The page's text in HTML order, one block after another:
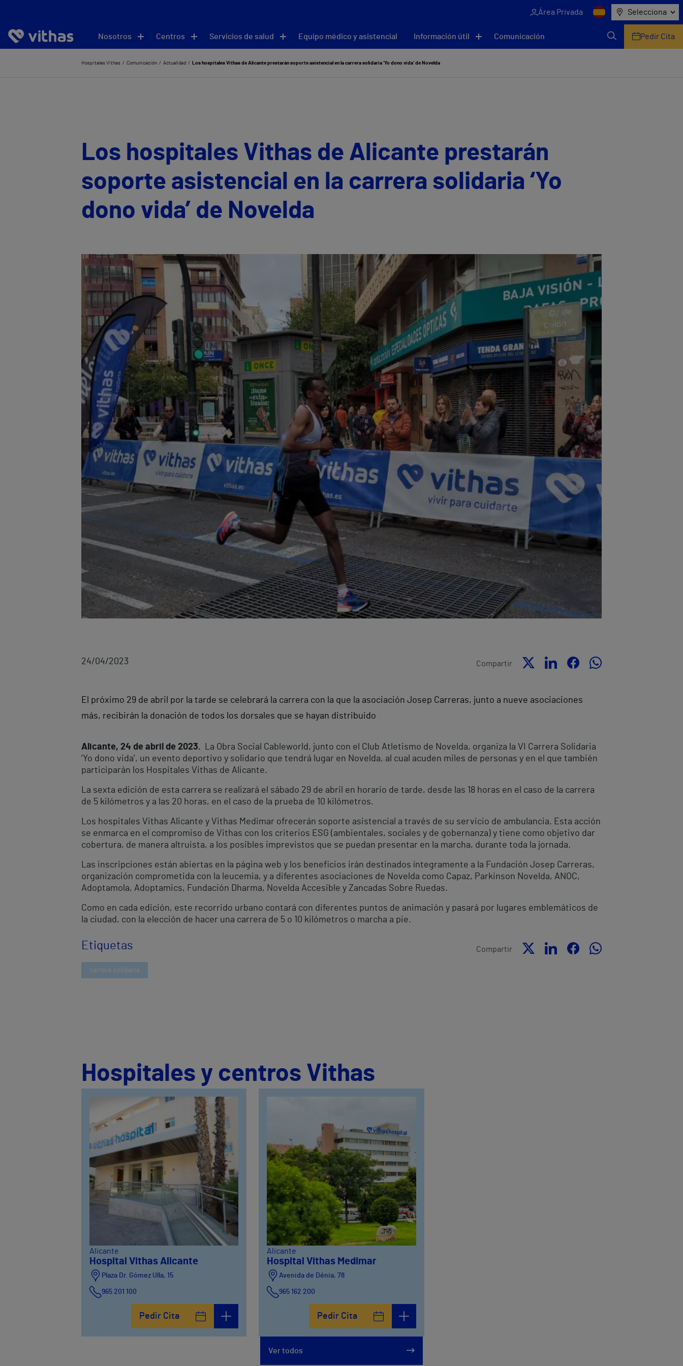
Área Privada Selecciona
Nosotros Centros Servicios de salud Equipo médico y asistencial Información útil Comunicación Pedir Cita
Hospitales Vithas Comunicación Actualidad Los hospitales Vithas de Alicante prestarán soporte asistencial en la carrera solidaria ‘Yo dono vida’ de Novelda
Los hospitales Vithas de Alicante prestarán
soporte asistencial en la carrera solidaria ‘Yo
dono vida’ de Novelda
24/04/2023 Compartir
El próximo 29 de abril por la tarde se celebrará la carrera con la que la asociación Josep Carreras, junto a nueve asociaciones
más, recibirán la donación de todos los dorsales que se hayan distribuido
Alicante, 24 de abril de 2023. La Obra Social Cableworld, junto con el Club Atletismo de Novelda, organiza la VI Carrera Solidaria
‘Yo dono vida’, un evento deportivo y solidario que tendrá lugar en Novelda, al cual acuden miles de personas y en el que también
participarán los Hospitales Vithas de Alicante.
La sexta edición de esta carrera se realizará el sábado 29 de abril en horario de tarde, desde las 18 horas en el caso de la carrera
de 5 kilómetros y a las 20 horas, en el caso de la prueba de 10 kilómetros.
Los hospitales Vithas Alicante y Vithas Medimar ofrecerán soporte asistencial a través de su servicio de ambulancia. Esta acción
se enmarca en el compromiso de Vithas con los criterios ESG (ambientales, sociales y de gobernanza) y tiene como objetivo dar
cobertura, de manera altruista, a los posibles imprevistos que se puedan presentar en la marcha, durante toda la jornada.
Las inscripciones están abiertas en la página web y los beneficios irán destinados íntegramente a la Fundación Josep Carreras,
organización comprometida con la leucemia, y a diferentes asociaciones de Novelda como Capaz, Parkinson Novelda, ANOC,
Adoptamola, Adoptamics, Fundación Dharma, Novelda Accesible y Zancadas Sobre Ruedas.
Como en cada edición, este recorrido urbano contará con diferentes puntos de animación y pasará por lugares emblemáticos de
la ciudad, con la elección de hacer una carrera de 5 o 10 kilómetros o marcha a pie.
Compartir
Etiquetas
carrera solidaria
Hospitales y centros Vithas
Alicante
Hospital Vithas Alicante
Plaza Dr. Gómez Ulla, 15
965 201 100
Pedir Cita
Alicante
Hospital Vithas Medimar
Avenida de Dénia, 78
965 162 200
Pedir Cita
Ver todos